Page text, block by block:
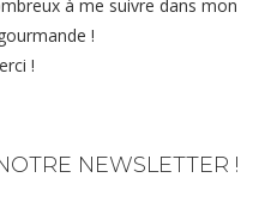
à me suivre dans mon
!
!
NEWSLETTER !